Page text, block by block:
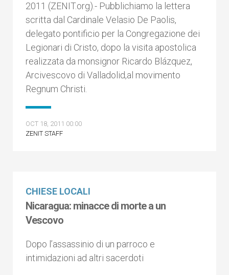
2011 (ZENIT.org).- Pubblichiamo la lettera
scritta dal Cardinale Velasio De Paolis,
delegato pontificio per la Congregazione dei
Legionari di Cristo, dopo la visita apostolica
realizzata da monsignor Ricardo Blázquez,
Arcivescovo di Valladolid,al movimento
Regnum Christi.
OCT 18, 2011 00:00
ZENIT STAFF
CHIESE LOCALI
Nicaragua: minacce di morte a un
Vescovo
Dopo l’assassinio di un parroco e
intimidazioni ad altri sacerdoti